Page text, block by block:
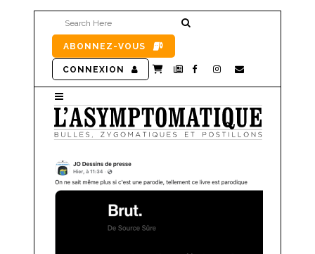
ABONNEZ-VOUS
CONNEXION